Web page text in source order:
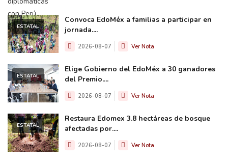
ESTATAL
Convoca EdoMéx a familias a participar en
jornada....
2026-08-07 Ver Nota
ESTATAL
Elige Gobierno del EdoMéx a 30 ganadores
del Premio....
2026-08-07 Ver Nota
ESTATAL
Restaura Edomex 3.8 hectáreas de bosque
afectadas por....
2026-08-07 Ver Nota